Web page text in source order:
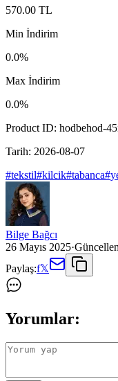
570.00 TL
Min İndirim
0.0%
Max İndirim
0.0%
Product ID: hodbehod-
Tarih: 2026-08-07
#tekstil#kilcik#tabanca#
Bilge Bağcı
26 Mayıs 2025·
Paylaş:f𝕏
Yorumlar: